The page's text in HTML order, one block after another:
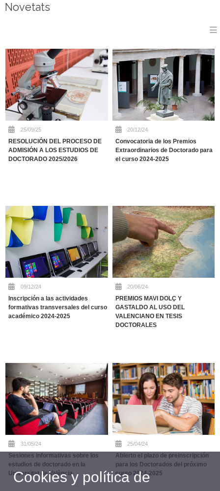
Novetats
25/09/25
RESOLUCIÓN DEL PROCESO DE
ADMISIÓN A LOS ESTUDIOS DE
DOCTORADO 2025/2026
20/12/24
Convocatoria de los Premios
Extraordinarios de Doctorado para
el curso 2024-2025
09/12/24
Inscripción a las actividades
formativas transversales del curso
académico 2024-2025
20/06/24
PREMIOS MAVI DOLÇ Y
GASTALDO AL USO DEL
VALENCIANO EN TESIS
DOCTORALES
31/05/24
Sesiones informativas sobre los
estudios de doctorado en la
Universitat de València
25/04/24
Abierto el plazo de preinscripción
para los Doctorados del próximo
curso 2024-2025
Cookies y política de